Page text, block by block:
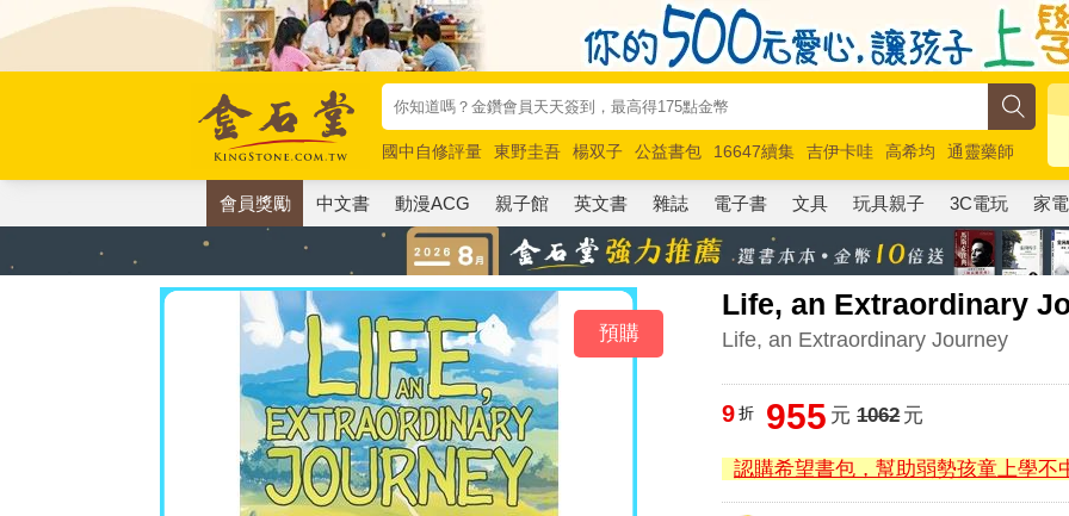
國中自修評量 東野圭吾 楊双子 公益書包 16647續集 吉伊卡哇 高希均
通靈藥師
唯紅花綻放
奧德賽 路邊攤新作 馬斯克 玩具總動員5 超慢跑
會員獎勵 中文書 動漫ACG 親子館 英文書 雜誌 電子書 文具 玩具親子 3C電玩 家電
Life, an Extraordinary
Life, an Extraordinary Journey
預購
9 折 955 元 1062元
認購希望書包，幫助弱勢孩童上學不